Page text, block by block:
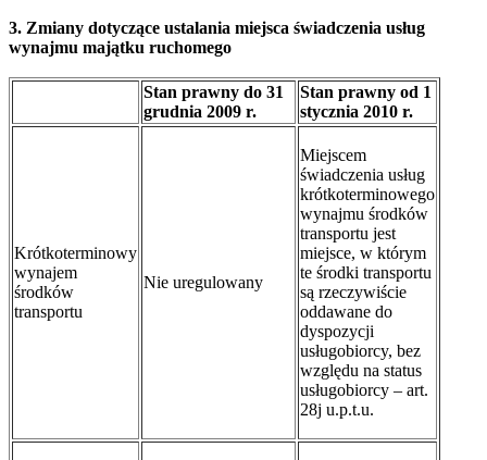
3. Zmiany dotyczące ustalania miejsca świadczenia usług
wynajmu majątku ruchomego
Stan prawny do 31
grudnia 2009 r.
Stan prawny od 1
stycznia 2010 r.
Krótkoterminowy
wynajem
środków
transportu
Nie uregulowany
Miejscem
świadczenia usług
krótkoterminowego
wynajmu środków
transportu jest
miejsce, w którym
te środki transportu
są rzeczywiście
oddawane do
dyspozycji
usługobiorcy, bez
względu na status
usługobiorcy – art.
28j u.p.t.u.